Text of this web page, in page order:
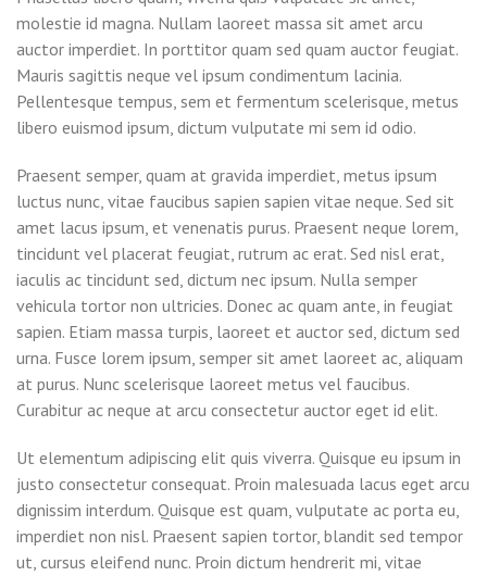
molestie id magna. Nullam laoreet massa sit amet arcu
auctor imperdiet. In porttitor quam sed quam auctor feugiat.
Mauris sagittis neque vel ipsum condimentum lacinia.
Pellentesque tempus, sem et fermentum scelerisque, metus
libero euismod ipsum, dictum vulputate mi sem id odio.
Praesent semper, quam at gravida imperdiet, metus ipsum
luctus nunc, vitae faucibus sapien sapien vitae neque. Sed sit
amet lacus ipsum, et venenatis purus. Praesent neque lorem,
tincidunt vel placerat feugiat, rutrum ac erat. Sed nisl erat,
iaculis ac tincidunt sed, dictum nec ipsum. Nulla semper
vehicula tortor non ultricies. Donec ac quam ante, in feugiat
sapien. Etiam massa turpis, laoreet et auctor sed, dictum sed
urna. Fusce lorem ipsum, semper sit amet laoreet ac, aliquam
at purus. Nunc scelerisque laoreet metus vel faucibus.
Curabitur ac neque at arcu consectetur auctor eget id elit.
Ut elementum adipiscing elit quis viverra. Quisque eu ipsum in
justo consectetur consequat. Proin malesuada lacus eget arcu
dignissim interdum. Quisque est quam, vulputate ac porta eu,
imperdiet non nisl. Praesent sapien tortor, blandit sed tempor
ut, cursus eleifend nunc. Proin dictum hendrerit mi, vitae